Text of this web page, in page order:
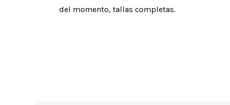
del momento, tallas completas.